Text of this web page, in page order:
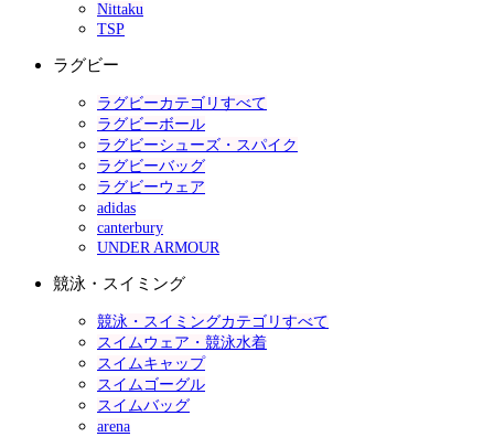
Nittaku
TSP
ラグビー
ラグビーカテゴリすべて
ラグビーボール
ラグビーシューズ・スパイク
ラグビーバッグ
ラグビーウェア
adidas
canterbury
UNDER ARMOUR
競泳・スイミング
競泳・スイミングカテゴリすべて
スイムウェア・競泳水着
スイムキャップ
スイムゴーグル
スイムバッグ
arena